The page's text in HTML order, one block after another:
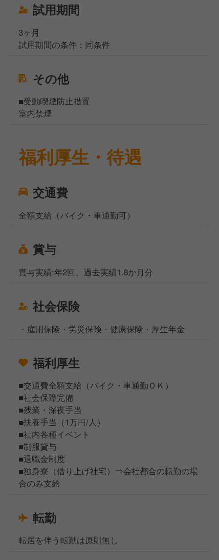
試用期間
3ヶ月
試用期間の条件：同条件
その他
■受動喫煙防止措置
室内禁煙
福利厚生・待遇
交通費
全額支給（バイク・車通勤可）
賞与
賞与実績:年2回、過去実績1.8か月分
社会保険
・雇用保険・労災保険・健康保険・厚生年金
福利厚生
■交通費全額⽀給（バイク・⾞通勤ＯＫ）
■社会保障完備
■残業・深夜⼿当
■扶養手当（1万円/人）
■社内各種イベント
■制服貸与
■退職金制度
■独身寮（借り上げ社宅）⇒会社都合の転勤の場
合のみ支給
転勤
転居を伴う転勤は原則無し